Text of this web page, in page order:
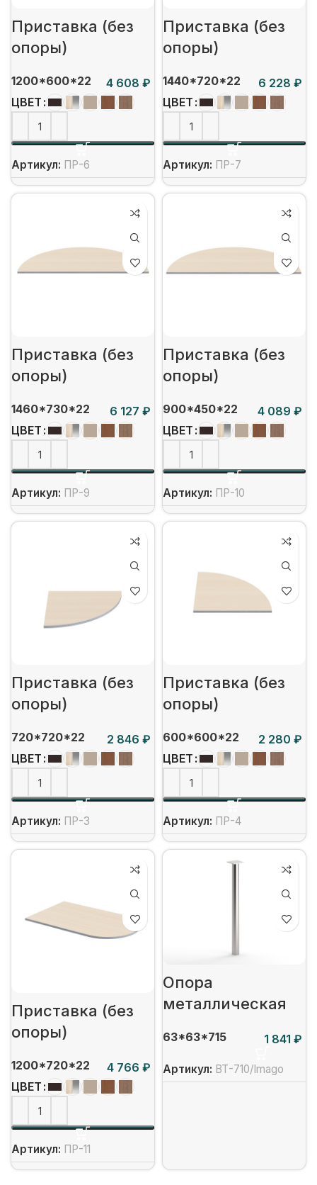
Приставка (без
опоры)
1200*600*22
₽
ЦВЕТ
Артикул: ПР-6
Приставка (без
опоры)
1440*720*22
₽
ЦВЕТ
Артикул: ПР-7
Приставка (без
опоры)
1460*730*22
₽
ЦВЕТ
Артикул: ПР-9
Приставка (без
опоры)
900*450*22
₽
ЦВЕТ
Артикул: ПР-10
Приставка (без
опоры)
720*720*22
₽
ЦВЕТ
Артикул: ПР-3
Приставка (без
опоры)
600*600*22
₽
ЦВЕТ
Артикул: ПР-4
Приставка (без
опоры)
1200*720*22
₽
ЦВЕТ
Артикул: ПР-11
Опора
металлическая
63*63*715 ₽
Артикул: ВТ-710/Imago